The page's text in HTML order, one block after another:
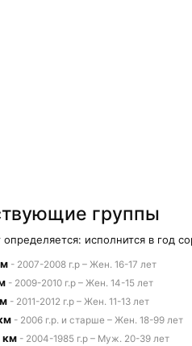
группы
определяется: исполнится в год
- 2007-2008 г.р – Жен. 16-17 лет
- 2009-2010 г.р – Жен. 14-15 лет
- 2011-2012 г.р – Жен. 11-13 лет
- 2006 г.р. и старше – Жен. 18-99 лет
км - 2004-1985 г.р – Муж. 20-39 лет